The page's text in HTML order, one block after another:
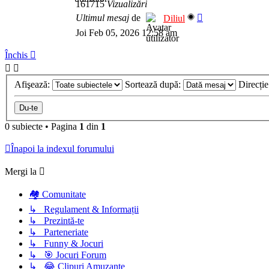
161715Vizualizări
Ultimul mesaj de
Diliul
Joi Feb 05, 2026 12:58 am
Închis
Afişează: Sortează după:
0 subiecte • Pagina 1 din 1
Înapoi la indexul forumului
Mergi la
🏘️ Comunitate
↳ Regulament & Informații
↳ Prezintă-te
↳ Parteneriate
↳ Funny & Jocuri
↳ 🎯 Jocuri Forum
↳ 😂 Clipuri Amuzante